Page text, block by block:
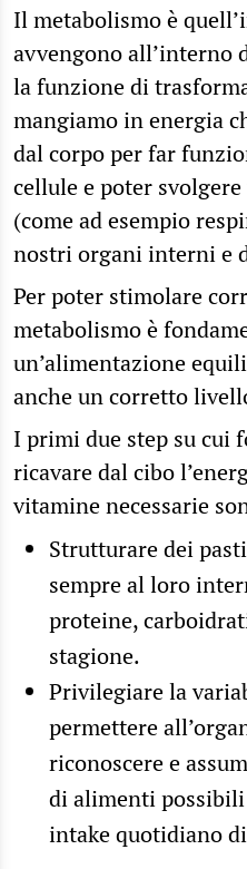
Il metabolismo è
avvengono all’interno
la funzione di
mangiamo in energia
dal corpo per far
cellule e poter
(come ad esempio
nostri organi interni e
Per poter stimolare
metabolismo è
un’alimentazione
anche un corretto
I primi due step su cui
ricavare dal cibo
vitamine necessarie
Strutturare dei
sempre al loro
proteine,
stagione.
Privilegiare la
permettere
riconoscere e
di alimenti
intake quotidiano